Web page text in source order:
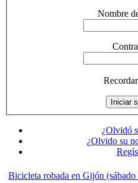
Nombre
¿Olvidó
¿Olvido su
Bicicleta robada en Gijón